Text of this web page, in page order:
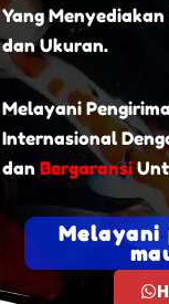
Yang Menyediakan
dan Ukuran.
Melayani
Internasional
dan Bergaransi
Melayani